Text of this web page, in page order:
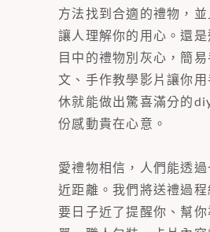
方法找到合適的禮物，
讓人理解你的用心。還
目中的禮物別灰心，簡
文、手作教學影片讓你
休就能做出驚喜滿分的
份感動貴在心意。
愛禮物相信，人們能透
近距離。我們將送禮過
要日子近了提醒你、幫